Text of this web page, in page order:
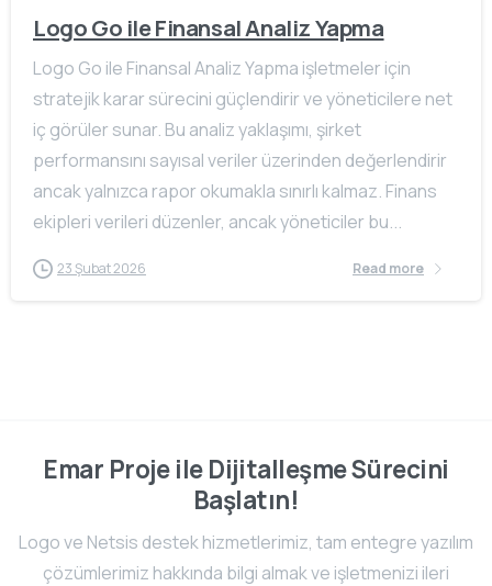
Logo Go ile Finansal Analiz Yapma
Logo Go ile Finansal Analiz Yapma işletmeler için
stratejik karar sürecini güçlendirir ve yöneticilere net
iç görüler sunar. Bu analiz yaklaşımı, şirket
performansını sayısal veriler üzerinden değerlendirir
ancak yalnızca rapor okumakla sınırlı kalmaz. Finans
ekipleri verileri düzenler, ancak yöneticiler bu...
23 Şubat 2026 Read more
Emar Proje ile Dijitalleşme Sürecini
Başlatın!
Logo ve Netsis destek hizmetlerimiz, tam entegre yazılım
çözümlerimiz hakkında bilgi almak ve işletmenizi ileri